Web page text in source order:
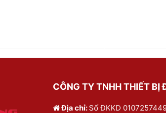
CÔNG TY TNHH THIẾT BỊ
Địa chỉ: Số ĐKKD